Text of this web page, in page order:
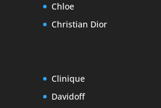
Chloe
Christian Dior
Clinique
Davidoff